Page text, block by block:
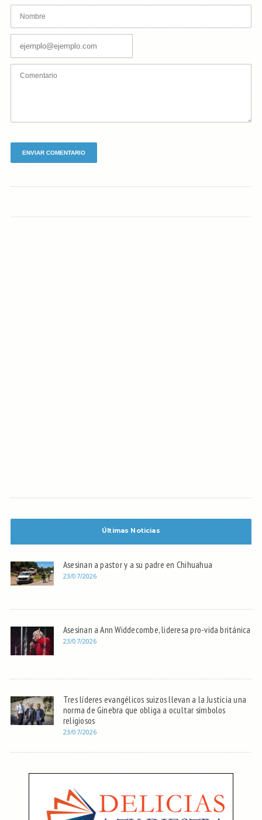
Últimas Noticias
Asesinan a pastor y a su padre en Chihuahua
23/07/2026
Asesinan a Ann Widdecombe, lideresa pro-vida británica
23/07/2026
Tres líderes evangélicos suizos llevan a la Justicia una
norma de Ginebra que obliga a ocultar símbolos
religiosos
23/07/2026